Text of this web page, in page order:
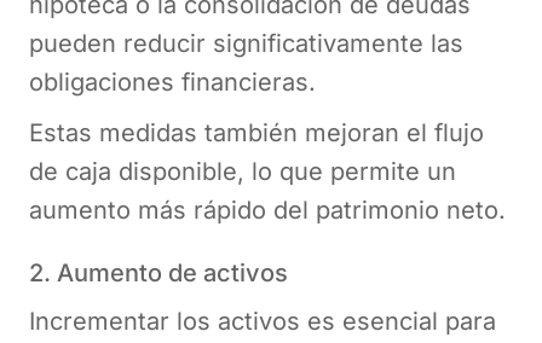
pueden reducir significativamente las
obligaciones financieras.
Estas medidas también mejoran el flujo
de caja disponible, lo que permite un
aumento más rápido del patrimonio neto​.
2. Aumento de activos
Incrementar los activos es esencial para